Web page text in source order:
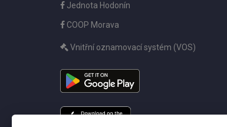
Jednota Hodonín
COOP Morava
Vnitřní oznamovací systém (VOS)